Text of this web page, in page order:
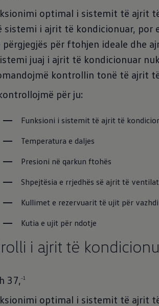
optimal i sistemit të ajrit
sistemi i ajrit të kondicionuar, por
përgjegjës për ftohjen ideale dhe
juaj i ajrit të kondicionuar
kontrollin tonë të ajrit
për ju:
Funksioni i sistemit të ajrit të
Temperatura e daljes
Presioni në qarkun ftohës
Shpejtësia e rrjedhës së ajrit të
Kullimet e rezervuarit të ujit për
Kutia e ujit për ndotje
i ajrit të
37,-1
optimal i sistemit të ajrit